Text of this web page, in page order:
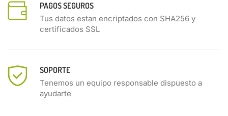
PAGOS SEGUROS
Tus datos estan encriptados con SHA256 y
certificados SSL
SOPORTE
Tenemos un equipo responsable dispuesto a
ayudarte